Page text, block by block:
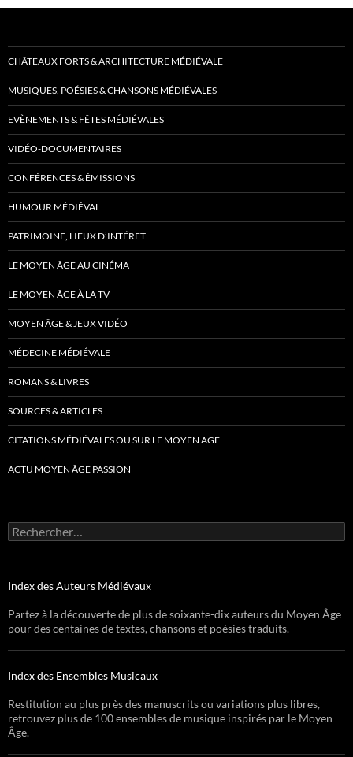
CHÂTEAUX FORTS & ARCHITECTURE MÉDIÉVALE
MUSIQUES, POÉSIES & CHANSONS MÉDIÉVALES
EVÈNEMENTS & FÊTES MÉDIÉVALES
VIDÉO-DOCUMENTAIRES
CONFÉRENCES & ÉMISSIONS
HUMOUR MÉDIÉVAL
PATRIMOINE, LIEUX D’INTÉRÊT
LE MOYEN ÂGE AU CINÉMA
LE MOYEN ÂGE À LA TV
MOYEN ÂGE & JEUX VIDÉO
MÉDECINE MÉDIÉVALE
ROMANS & LIVRES
SOURCES & ARTICLES
CITATIONS MÉDIÉVALES OU SUR LE MOYEN ÂGE
ACTU MOYEN ÂGE PASSION
Rechercher :
Index des Auteurs Médiévaux
Partez à la découverte de plus de soixante-dix auteurs du Moyen Âge
pour des centaines de textes, chansons et poésies traduits.
Index des Ensembles Musicaux
Restitution au plus près des manuscrits ou variations plus libres,
retrouvez plus de 100 ensembles de musique inspirés par le Moyen
Âge.